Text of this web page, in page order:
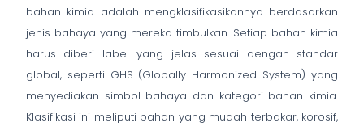
bahan kimia adalah mengklasifikasikannya berdasarkan
jenis bahaya yang mereka timbulkan. Setiap bahan kimia
harus diberi label yang jelas sesuai dengan standar
global, seperti GHS (Globally Harmonized System) yang
menyediakan simbol bahaya dan kategori bahan kimia.
Klasifikasi ini meliputi bahan yang mudah terbakar, korosif,